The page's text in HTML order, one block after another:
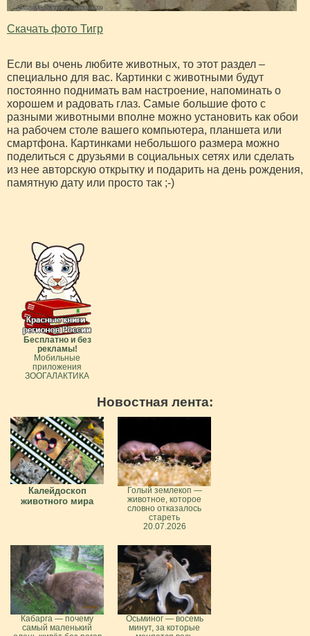
Скачать фото Тигр
Если вы очень любите животных, то этот раздел –
специально для вас. Картинки с животными будут
постоянно поднимать вам настроение, напоминать о
хорошем и радовать глаз. Самые большие фото с
разными животными вполне можно установить как обои
на рабочем столе вашего компьютера, планшета или
смартфона. Картинками небольшого размера можно
поделиться с друзьями в социальных сетях или сделать
из нее авторскую открытку и подарить на день рождения,
памятную дату или просто так ;-)
Бесплатно и без
рекламы!
Мобильные
приложения
ЗООГАЛАКТИКА
Новостная лента:
Калейдоскоп
животного мира
Голый землекоп —
животное, которое
словно отказалось
стареть
20.07.2026
Кабарга — почему
самый маленький
Осьминог — восемь
минут, за которые